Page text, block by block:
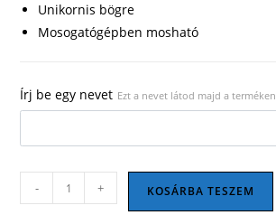
Unikornis bögre
Mosogatógépben mosható
Írj be egy nevet Ezt a nevet látod majd a terméken
Unikornis
bögre
- + KOSÁRBA TESZEM